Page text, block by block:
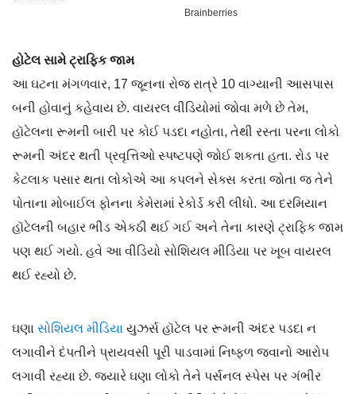
હોટેલ સામે ટ્રાફિક જામ
આ ઘટના મંગળવાર, 17 જૂનના રોજ રાત્રે 10 વાગ્યાની આસપાસ
બની હોવાનું કહેવાય છે. વાયરલ વીડિયોમાં જોવા મળે છે તેમ,
હૉટેલના રૂમની બારી પર કોઈ પડદા નહોતા, તેથી રસ્તા પરના લોકો
રૂમની અંદર થતી પ્રવૃત્તિઓ સ્પષ્ટપણે જોઈ શકતા હતા. રોડ પર
કેટલાક પસાર થતા લોકોએ આ કપલને સેક્સ કરતા જોતા જ તેને
પોતાના મોબાઈલ ફોનના કેમેરામાં રેકોર્ડ કરી લીધો. આ દરમિયાન
હૉટેલની બહાર ભીડ એકઠી થઈ ગઈ અને તેના કારણે ટ્રાફિક જામ
પણ થઈ ગયો. હવે આ વીડિયો સોશિયલ મીડિયા પર ખૂબ વાયરલ
થઈ રહ્યો છે.
ઘણા સોશિયલ મીડિયા યુઝર્સ હૉટેલ પર રૂમની અંદર પડદા ન
લગાવીને દંપતીને પ્રાયવસી પૂરી પાડવામાં નિષ્ફળ જવાનો આરોપ
લગાવી રહ્યા છે. જ્યારે ઘણા લોકો તેને પર્સનલ સ્પેસ પર ગંભીર